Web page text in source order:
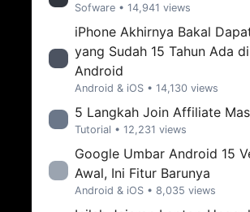
Sofware • 14,941 views
iPhone Akhirnya Bakal
yang Sudah 15 Tahun Ada di
Android
Android & iOS • 14,130 views
5 Langkah Join Affiliate
Tutorial • 12,231 views
Google Umbar Android 15
Awal, Ini Fitur Barunya
Android & iOS • 8,035 views